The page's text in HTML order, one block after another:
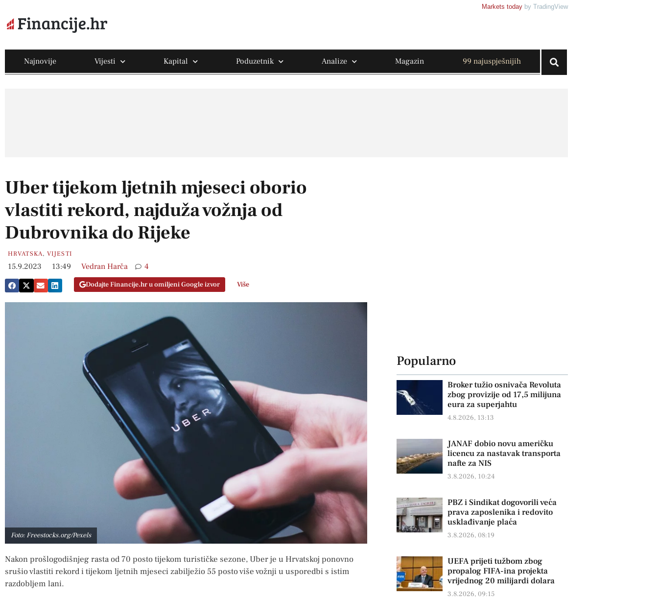
Markets today by TradingView
Najnovije Vijesti Kapital Poduzetnik Analize Magazin 99 najuspješnijih
Uber tijekom ljetnih mjeseci oborio
vlastiti rekord, najduža vožnja od
Dubrovnika do Rijeke
HRVATSKA,VIJESTI
15.9.2023 13:49 Vedran Harča 4
Dodajte Financije.hr u omiljeni Google izvor Više
Foto: Freestocks.org/Pexels
Nakon prošlogodišnjeg rasta od 70 posto tijekom turističke sezone, Uber je u Hrvatskoj ponovno
srušio vlastiti rekord i tijekom ljetnih mjeseci zabilježio 55 posto više vožnji u usporedbi s istim
razdobljem lani.
Popularno
Broker tužio osnivača Revoluta
zbog provizije od 17,5 milijuna
eura za superjahtu
4.8.2026, 13:13
JANAF dobio novu američku
licencu za nastavak transporta
nafte za NIS
3.8.2026, 10:24
PBZ i Sindikat dogovorili veća
prava zaposlenika i redovito
usklađivanje plaća
3.8.2026, 08:19
UEFA prijeti tužbom zbog
propalog FIFA-ina projekta
vrijednog 20 milijardi dolara
3.8.2026, 09:15